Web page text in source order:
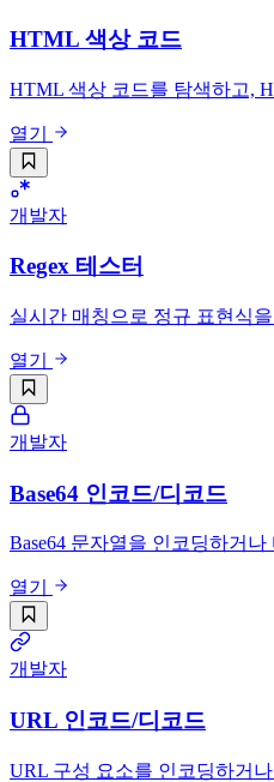
HTML 색상 코드
HTML 색상 코드를 탐색하고,
열기
개발자
Regex 테스터
실시간 매칭으로 정규 표현식
열기
개발자
Base64 인코드/디코드
Base64 문자열을 인코딩하거
열기
개발자
URL 인코드/디코드
URL 구성 요소를 인코딩하거